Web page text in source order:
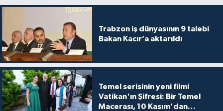
Trabzon iş dünyasının 9 talebi
Bakan Kacır’a aktarıldı
Temel serisinin yeni filmi
Vatikan'ın Şifresi: Bir Temel
Macerası, 10 Kasım'dan